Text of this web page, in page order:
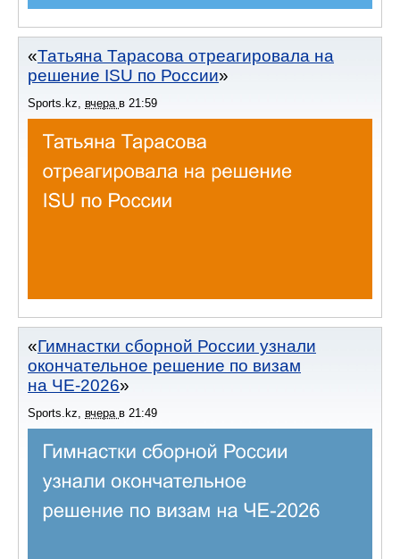
Татьяна Тарасова отреагировала на
решение ISU по России
Sports.kz, вчера в 21:59
Гимнастки сборной России узнали
окончательное решение по визам
на ЧЕ-2026
Sports.kz, вчера в 21:49